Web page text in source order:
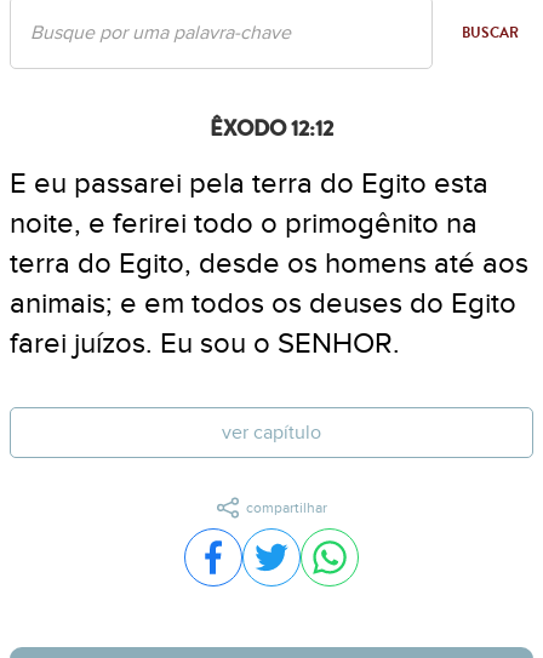
BUSCAR
ÊXODO 12:12
E eu passarei pela terra do Egito esta
noite, e ferirei todo o primogênito na
terra do Egito, desde os homens até aos
animais; e em todos os deuses do Egito
farei juízos. Eu sou o SENHOR.
ver capítulo
compartilhar
Compartilhar no Facebook
Compartilhar no Twitter
Compartilhar no